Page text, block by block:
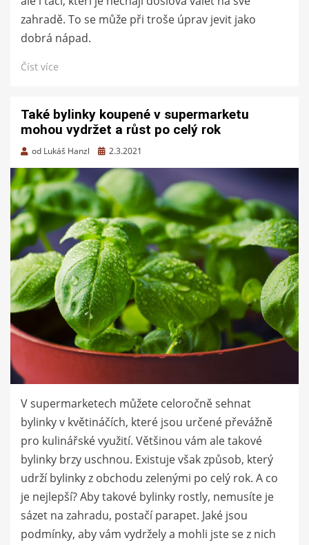
zahradě. To se může při troše úprav jevit jako
dobrá nápad.
Číst více
Také bylinky koupené v supermarketu
mohou vydržet a růst po celý rok
od Lukáš Hanzl
Zveřejněno
2.3.2021
V supermarketech můžete celoročně sehnat
bylinky v květináčích, které jsou určené převážně
pro kulinářské využití. Většinou vám ale takové
bylinky brzy uschnou. Existuje však způsob, který
udrží bylinky z obchodu zelenými po celý rok. A co
je nejlepší? Aby takové bylinky rostly, nemusíte je
sázet na zahradu, postačí parapet. Jaké jsou
podmínky, aby vám vydržely a mohli jste se z nich